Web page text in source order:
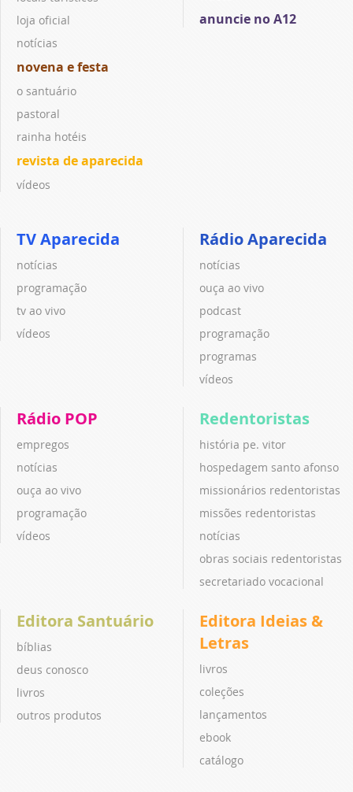
loja oficial
notícias
novena e festa
o santuário
pastoral
rainha hotéis
revista de aparecida
vídeos
anuncie no A12
TV Aparecida
notícias
programação
tv ao vivo
vídeos
Rádio Aparecida
notícias
ouça ao vivo
podcast
programação
programas
vídeos
Rádio POP
empregos
notícias
ouça ao vivo
programação
vídeos
Redentoristas
história pe. vitor
hospedagem santo afonso
missionários redentoristas
missões redentoristas
notícias
obras sociais redentoristas
secretariado vocacional
Editora Santuário
bíblias
deus conosco
livros
outros produtos
Editora Ideias &
Letras
livros
coleções
lançamentos
ebook
catálogo